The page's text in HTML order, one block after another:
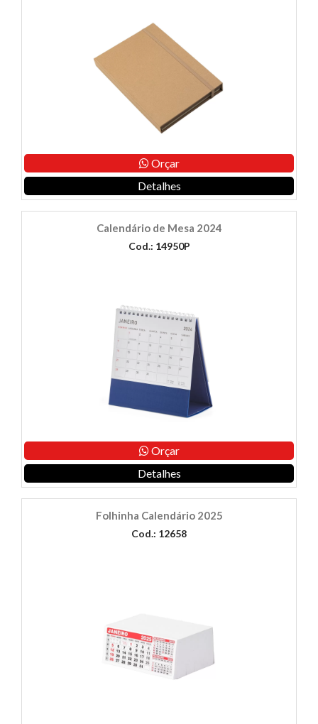
Orçar
Detalhes
Calendário de Mesa 2024
Cod.: 14950P
Orçar
Detalhes
Folhinha Calendário 2025
Cod.: 12658